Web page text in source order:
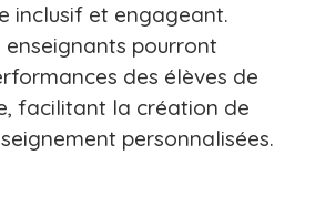
inclusif et engageant.
enseignants pourront
des élèves de
facilitant la création de
personnalisées.